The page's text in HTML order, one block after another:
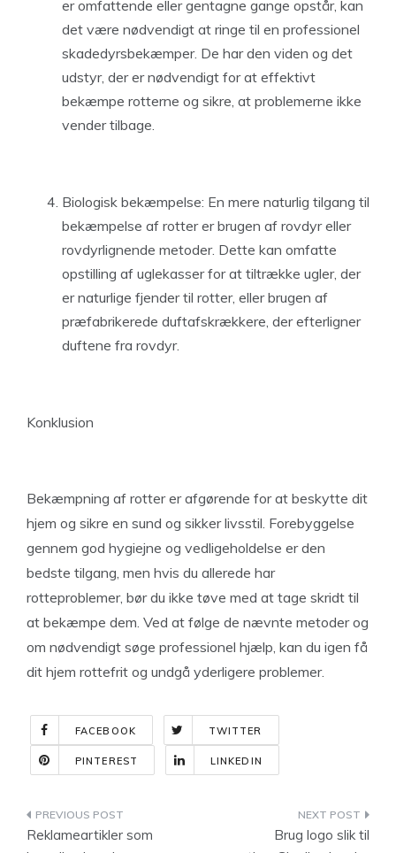
er omfattende eller gentagne gange opstår, kan
det være nødvendigt at ringe til en professionel
skadedyrsbekæmper. De har den viden og det
udstyr, der er nødvendigt for at effektivt
bekæmpe rotterne og sikre, at problemerne ikke
vender tilbage.
Biologisk bekæmpelse: En mere naturlig tilgang til
bekæmpelse af rotter er brugen af rovdyr eller
rovdyrlignende metoder. Dette kan omfatte
opstilling af uglekasser for at tiltrække ugler, der
er naturlige fjender til rotter, eller brugen af
præfabrikerede duftafskrækkere, der efterligner
duftene fra rovdyr.
Konklusion
Bekæmpning af rotter er afgørende for at beskytte dit
hjem og sikre en sund og sikker livsstil. Forebyggelse
gennem god hygiejne og vedligeholdelse er den
bedste tilgang, men hvis du allerede har
rotteproblemer, bør du ikke tøve med at tage skridt til
at bekæmpe dem. Ved at følge de nævnte metoder og
om nødvendigt søge professionel hjælp, kan du igen få
dit hjem rottefrit og undgå yderligere problemer.
FACEBOOK TWITTER
PINTEREST LINKEDIN
Indlægsnavigation
Reklameartikler som
Brug logo slik til